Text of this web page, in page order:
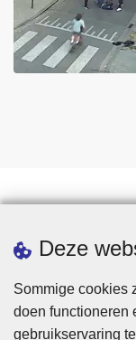
Deze
Sommige cookies
doen functioneren
gebruikservaring